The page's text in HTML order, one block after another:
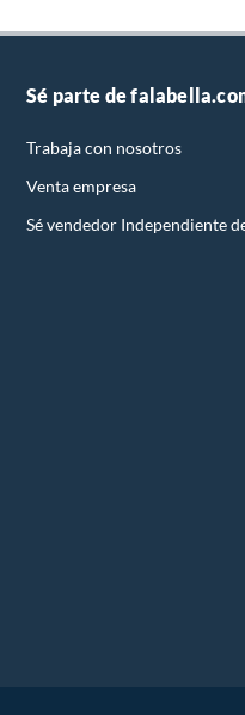
Sé parte de
Trabaja con nosotros
Venta empresa
Sé vendedor Independiente